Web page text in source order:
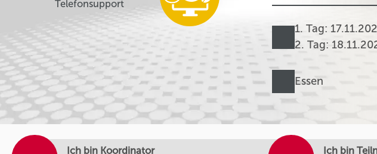
Telefonsupport
1. Tag:
2. Tag:
Essen
Ich bin Koordinator Ich bin